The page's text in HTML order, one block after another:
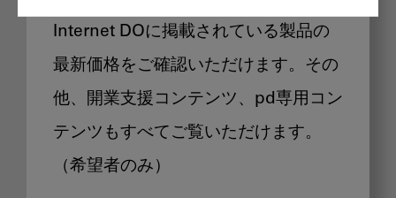
Internet DOに掲載されている製品の
最新価格をご確認いただけます。その
他、開業支援コンテンツ、pd専用コン
テンツもすべてご覧いただけます。
（希望者のみ）